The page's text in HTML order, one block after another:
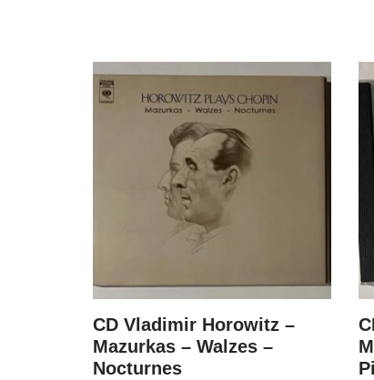
CD Vladimir Horowitz –
Mazurkas – Walzes –
Nocturnes